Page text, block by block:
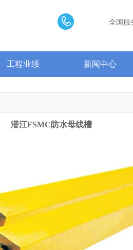
全国服
工程业绩 新闻中心
潜江FSMC防水母线槽